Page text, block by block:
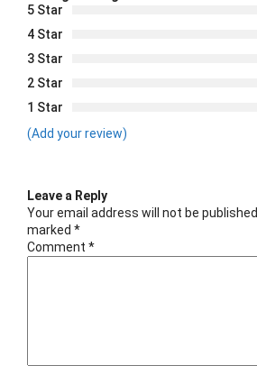
5 Star
4 Star
3 Star
2 Star
1 Star
(Add your review)
Leave a Reply
Your email address will not be published.
marked *
Comment *